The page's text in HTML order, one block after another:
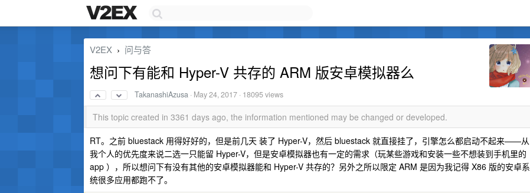
V2EX › 问与答
想问下有能和 Hyper-V 共存的 ARM 版安卓模拟器么
TakanashiAzusa · May 24, 2017 · 18095 views
This topic created in 3361 days ago, the information mentioned may be changed or developed.
RT。之前 bluestack 用得好好的，但是前几天 装了 Hyper-V，然后 bluestack 就直接挂了，引擎怎么都启动不起来——从
我个人的优先度来说二选一只能留 Hyper-V，但是安卓模拟器也有一定的需求（玩某些游戏和安装一些不想装到手机里的
app ），所以想问下有没有其他的安卓模拟器能和 Hyper-V 共存的？另外之所以限定 ARM 是因为我记得 X86 版的安卓系
统很多应用都跑不了。